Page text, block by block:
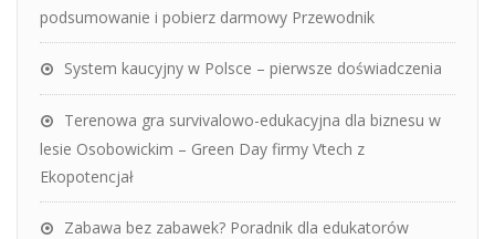
podsumowanie i pobierz darmowy Przewodnik
System kaucyjny w Polsce – pierwsze doświadczenia
Terenowa gra survivalowo-edukacyjna dla biznesu w
lesie Osobowickim – Green Day firmy Vtech z
Ekopotencjał
Zabawa bez zabawek? Poradnik dla edukatorów